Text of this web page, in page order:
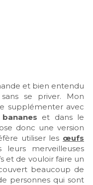
et bien entendu
se priver. Mon
supplémenter avec
bananes et dans le
donc une version
utiliser les œufs
merveilleuses
et de vouloir faire un
beaucoup de
personnes qui sont